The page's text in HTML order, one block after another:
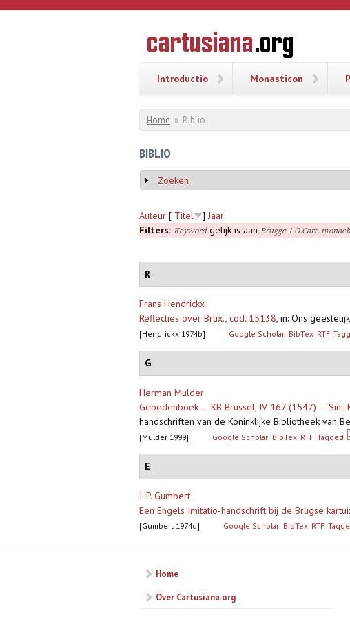
Overslaan en naar de inhoud gaan
CARTUSIANA
Geschiedenis
van de
Introductio Monasticon
U bent hier
Home » Biblio
BIBLIO
Weergeven
Zoeken
Auteur [ Titel ] Jaar
Filters: Keywordgelijk is aan Brugge 1 O.Cart.
R
Frans Hendrickx
Reflecties over Brux., cod. 15138, in: Ons
[Hendrickx 1974b] Google Scholar BibTex RTF
G
Herman Mulder
Gebedenboek — KB Brussel, IV 167 (1547) —
handschriften van de Koninklijke Bibliotheek van
[Mulder 1999] Google Scholar BibTex RTF Tagged
E
J. P. Gumbert
Een Engels Imitatio-handschrift bij de Brugse
[Gumbert 1974d] Google Scholar BibTex RTF
Home
Over Cartusiana.org